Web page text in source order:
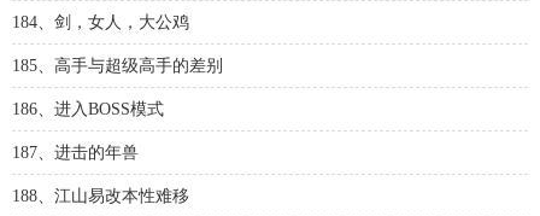
184、剑，女人，大公鸡
185、高手与超级高手的差别
186、进入BOSS模式
187、进击的年兽
188、江山易改本性难移